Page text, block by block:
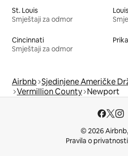
St. Louis
Smještaji za odmor
Cincinnati
Smještaji za odmor
Airbnb Sjedinjene Američke
Vermillion County Newport
© 2026
Pravila o privatnosti